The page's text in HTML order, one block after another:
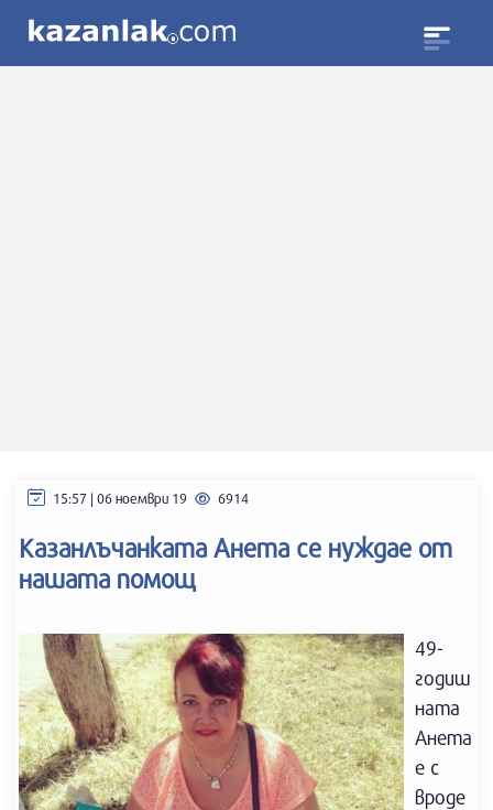
15:57 | 06 ноември 19 6914
Казанлъчанката Анета се нуждае от
нашата помощ
49-
годиш
ната
Анета
е с
вроде